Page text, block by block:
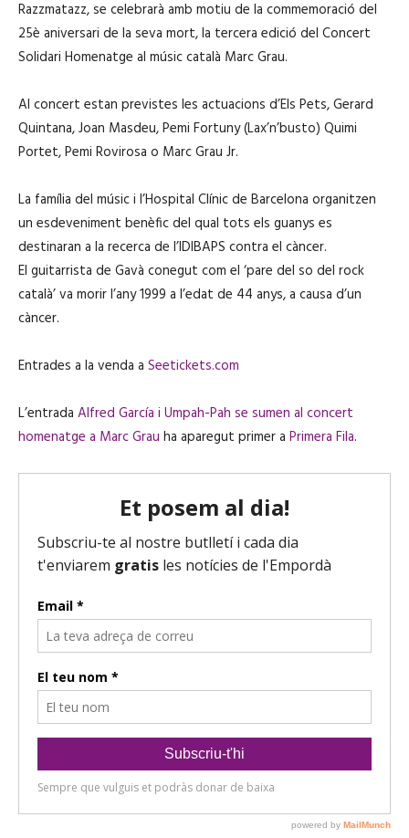
Razzmatazz, se celebrarà amb motiu de la commemoració del
25è aniversari de la seva mort, la tercera edició del Concert
Solidari Homenatge al músic català Marc Grau.
Al concert estan previstes les actuacions d’Els Pets, Gerard
Quintana, Joan Masdeu, Pemi Fortuny (Lax’n’busto) Quimi
Portet, Pemi Rovirosa o Marc Grau Jr.
La família del músic i l’Hospital Clínic de Barcelona organitzen
un esdeveniment benèfic del qual tots els guanys es
destinaran a la recerca de l’IDIBAPS contra el càncer.
El guitarrista de Gavà conegut com el ‘pare del so del rock
català’ va morir l’any 1999 a l’edat de 44 anys, a causa d’un
càncer.
Entrades a la venda a Seetickets.com
L’entrada Alfred García i Umpah-Pah se sumen al concert
homenatge a Marc Grau ha aparegut primer a Primera Fila.